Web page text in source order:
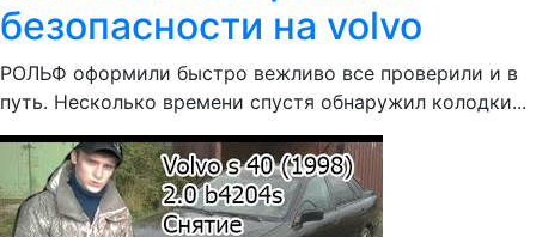
безопасности на volvo
РОЛЬФ оформили быстро вежливо все проверили и в
путь. Несколько времени спустя обнаружил колодки...